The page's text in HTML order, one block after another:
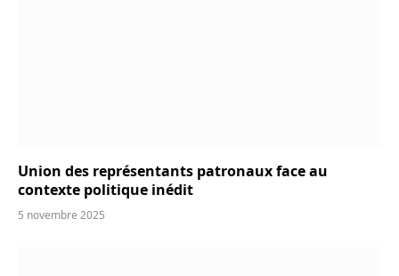
Union des représentants patronaux face au
contexte politique inédit
5 novembre 2025